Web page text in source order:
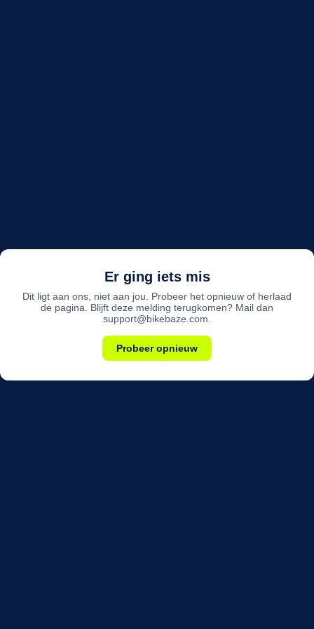
Er ging iets mis
Dit ligt aan ons, niet aan jou. Probeer het opnieuw of herlaad
de pagina. Blijft deze melding terugkomen? Mail dan
support@bikebaze.com.
Probeer opnieuw